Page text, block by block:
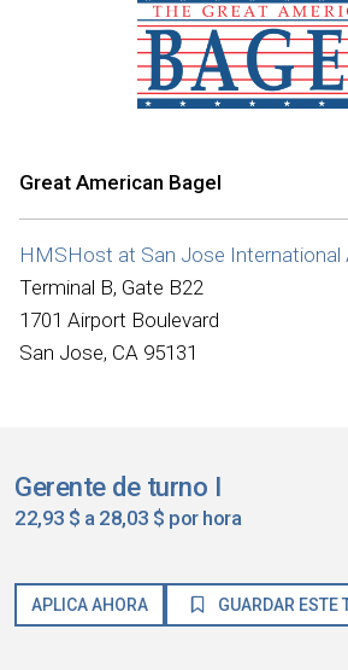
Great American Bagel
HMSHost at San Jose International
Terminal B, Gate B22
1701 Airport Boulevard
San Jose, CA 95131
Gerente de turno I
22,93 $ a 28,03 $ por hora
APLICA AHORA GUARDAR ESTE